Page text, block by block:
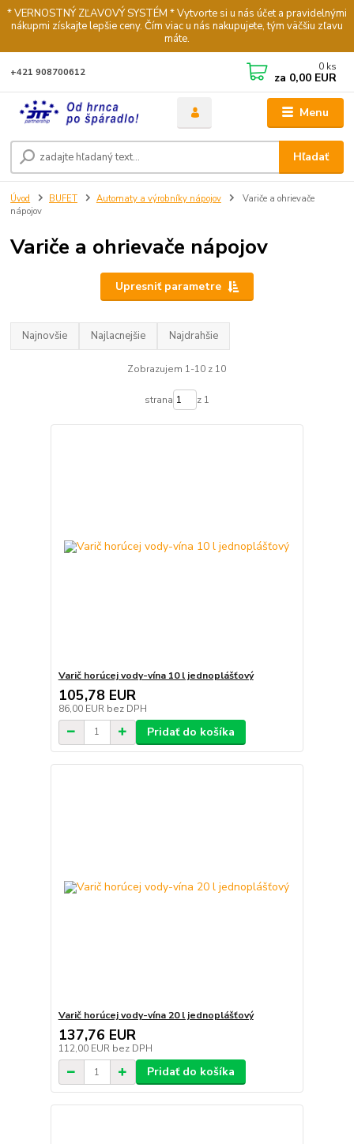
* VERNOSTNÝ ZĽAVOVÝ SYSTÉM * Vytvorte si u nás účet a pravidelnými
nákupmi získajte lepšie ceny. Čím viac u nás nakupujete, tým väčšiu zľavu
máte.
Menu
Hľadať
+421 908700612 0 ks
za 0,00 EUR
Úvod BUFET Automaty a výrobníky nápojov
Variče a ohrievače
nápojov
Variče a ohrievače nápojov
Upresniť parametre
Najnovšie Najlacnejšie Najdrahšie
Zobrazujem 1-10 z 10
strana z 1
Varič horúcej vody-vína 10 l jednoplášťový
105,78 EUR
86,00 EUR bez DPH
Pridať do košíka
Varič horúcej vody-vína 20 l jednoplášťový
137,76 EUR
112,00 EUR bez DPH
Pridať do košíka